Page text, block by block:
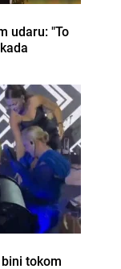
udaru: "To
tokom